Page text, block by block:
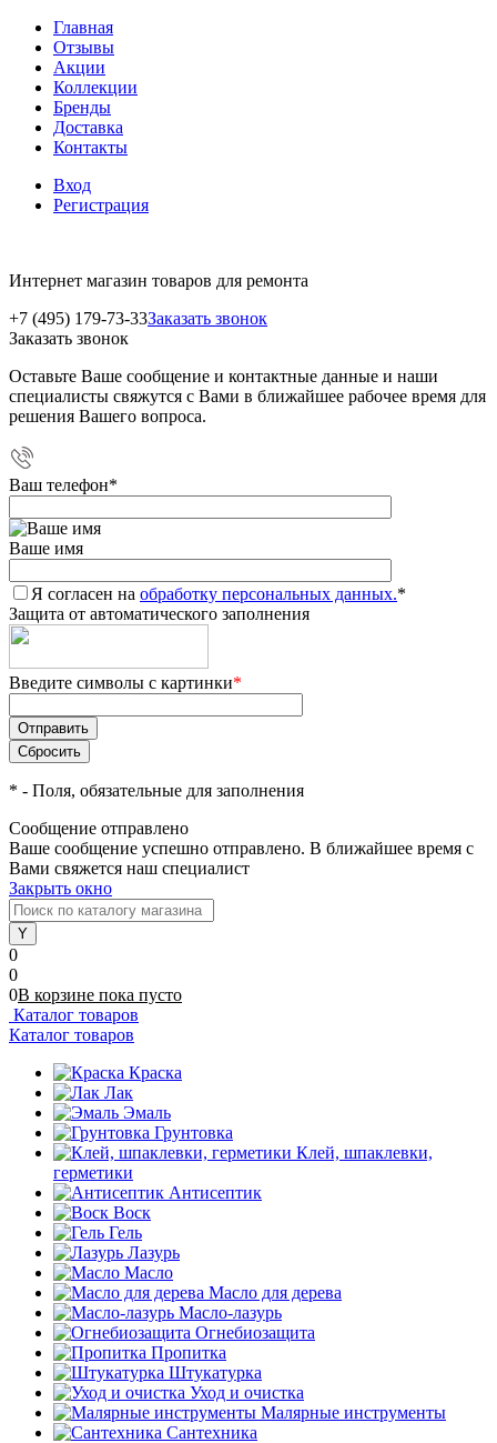
Главная
Отзывы
Акции
Коллекции
Бренды
Доставка
Контакты
Вход
Регистрация
Интернет магазин товаров для ремонта
+7 (495) 179-73-33Заказать звонок
Заказать звонок
Оставьте Ваше сообщение и контактные данные и наши
специалисты свяжутся с Вами в ближайшее рабочее время для
решения Вашего вопроса.
Ваш телефон*
Ваше имя
Я согласен на обработку персональных данных.*
Защита от автоматического заполнения
Введите символы с картинки*
* - Поля, обязательные для заполнения
Сообщение отправлено
Ваше сообщение успешно отправлено. В ближайшее время с
Вами свяжется наш специалист
Закрыть окно
0
0
0В корзине пока пусто
Каталог товаров
Каталог товаров
Краска
Лак
Эмаль
Грунтовка
Клей, шпаклевки,
герметики
Антисептик
Воск
Гель
Лазурь
Масло
Масло для дерева
Масло-лазурь
Огнебиозащита
Пропитка
Штукатурка
Уход и очистка
Малярные инструменты
Сантехника